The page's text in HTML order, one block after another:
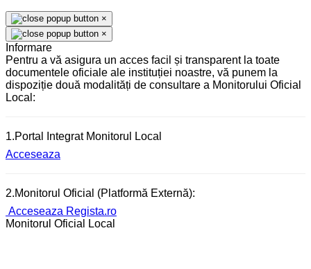
×
×
Informare
Pentru a vă asigura un acces facil și transparent la toate
documentele oficiale ale instituției noastre, vă punem la
dispoziție două modalități de consultare a Monitorului Oficial
Local:
1.Portal Integrat Monitorul Local
Acceseaza
2.Monitorul Oficial (Platformă Externă):
Acceseaza Regista.ro
Monitorul Oficial Local